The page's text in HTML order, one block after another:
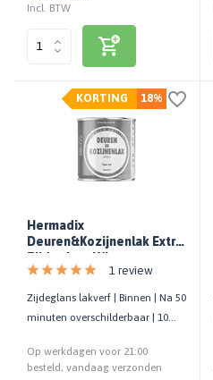
Incl. BTW
18%
KORTING
Hermadix
Deuren&Kozijnenlak Extra
Zijdeglans Wit
1 review
Zijdeglans lakverf | Binnen | Na 50
minuten overschilderbaar | 10
Op werkdagen voor 21:00
besteld, vandaag verzonden